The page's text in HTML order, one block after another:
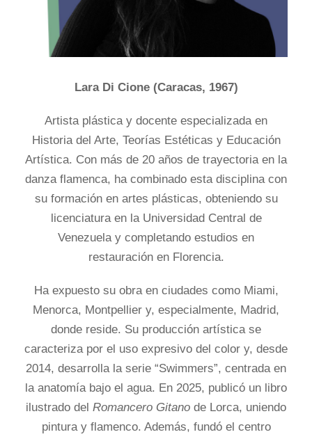
Lara Di Cione (Caracas, 1967)
Artista plástica y docente especializada en
Historia del Arte, Teorías Estéticas y Educación
Artística. Con más de 20 años de trayectoria en la
danza flamenca, ha combinado esta disciplina con
su formación en artes plásticas, obteniendo su
licenciatura en la Universidad Central de
Venezuela y completando estudios en
restauración en Florencia.
Ha expuesto su obra en ciudades como Miami,
Menorca, Montpellier y, especialmente, Madrid,
donde reside. Su producción artística se
caracteriza por el uso expresivo del color y, desde
2014, desarrolla la serie “Swimmers”, centrada en
la anatomía bajo el agua. En 2025, publicó un libro
ilustrado del Romancero Gitano de Lorca, uniendo
pintura y flamenco. Además, fundó el centro